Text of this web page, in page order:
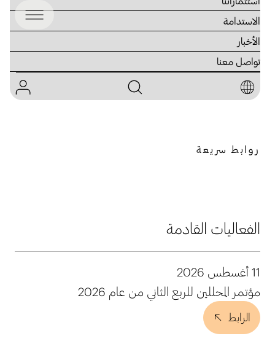
الاستدامة
الأخبار
تواصل معنا
الرزنامة المالية
روابط سريعة
الفعاليات القادمة
11 أغسطس 2026
مؤتمر المحللين للربع الثاني من عام 2026
الرابط